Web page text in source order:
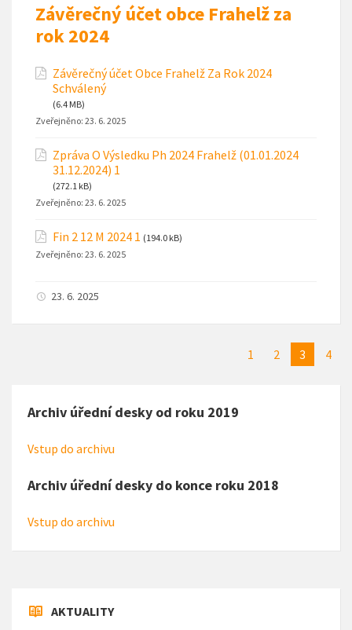
Závěrečný účet obce Frahelž za
rok 2024
Závěrečný účet Obce Frahelž Za Rok 2024
Schválený
(6.4 MB)
Zveřejněno: 23. 6. 2025
Zpráva O Výsledku Ph 2024 Frahelž (01.01.2024
31.12.2024) 1
(272.1 kB)
Zveřejněno: 23. 6. 2025
Fin 2 12 M 2024 1 (194.0 kB)
Zveřejněno: 23. 6. 2025
23. 6. 2025
1 2 3 4
Archiv úřední desky od roku 2019
Vstup do archivu
Archiv úřední desky do konce roku 2018
Vstup do archivu
AKTUALITY